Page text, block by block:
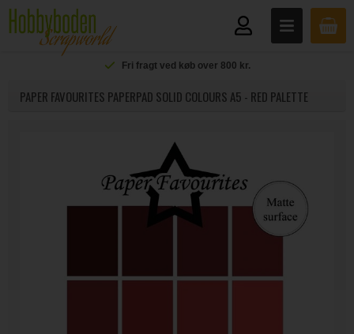
Fri fragt ved køb over 800 kr.
PAPER FAVOURITES PAPERPAD SOLID COLOURS A5 - RED PALETTE